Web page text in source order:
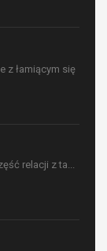
z łamiącym się
relacji z ta...